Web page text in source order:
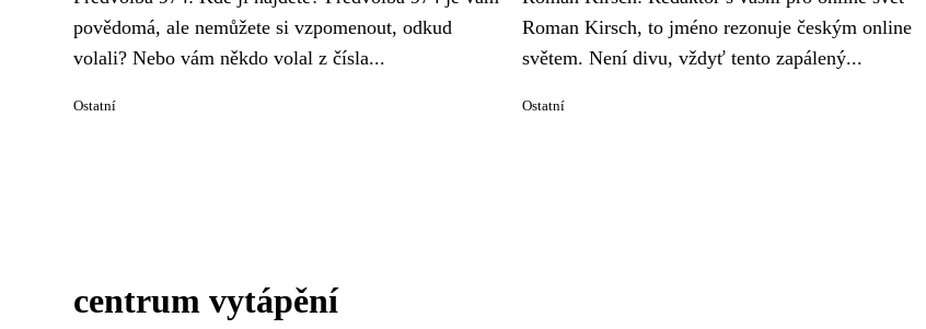
povědomá, ale nemůžete si vzpomenout, odkud
volali? Nebo vám někdo volal z čísla...
Ostatní
Roman Kirsch, to jméno rezonuje českým online
světem. Není divu, vždyť tento zapálený...
Ostatní
centrum vytápění